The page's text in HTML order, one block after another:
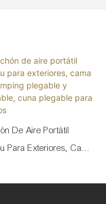
De Aire Portátil
Para Exteriores, Cama
Cuna Plegable Para